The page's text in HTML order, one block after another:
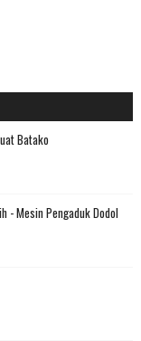
Batako
- Mesin Pengaduk Dodol